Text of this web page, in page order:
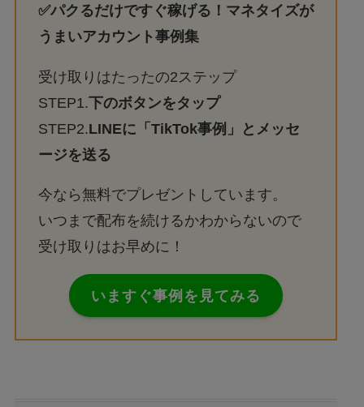
✅パクるだけですぐ稼げる！マネタイズが
うまいアカウント事例集
受け取りはたったの2ステップ
STEP1.下のボタンをタップ
STEP2.LINEに「TikTok事例」とメッセ
ージを送る
今なら無料でプレゼントしています。
いつまで配布を続けるかわからないので
受け取りはお早めに！
いますぐ事例を見てみる